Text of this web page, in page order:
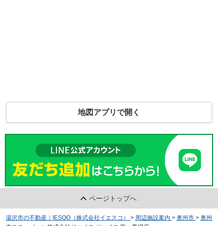
地図アプリで開く
ページトップへ
湯沢市の不動産｜IESQO（株式会社イエスコ） > 周辺施設案内 > 奥州市 > 奥州